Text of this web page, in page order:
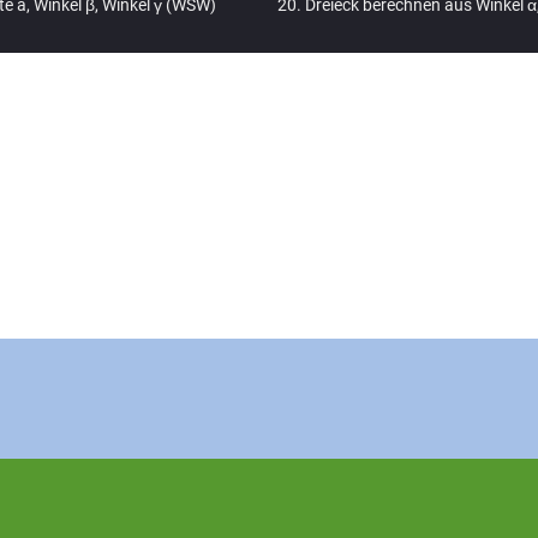
a, Winkel β, Winkel γ (WSW)
Dreieck berechnen aus Winkel